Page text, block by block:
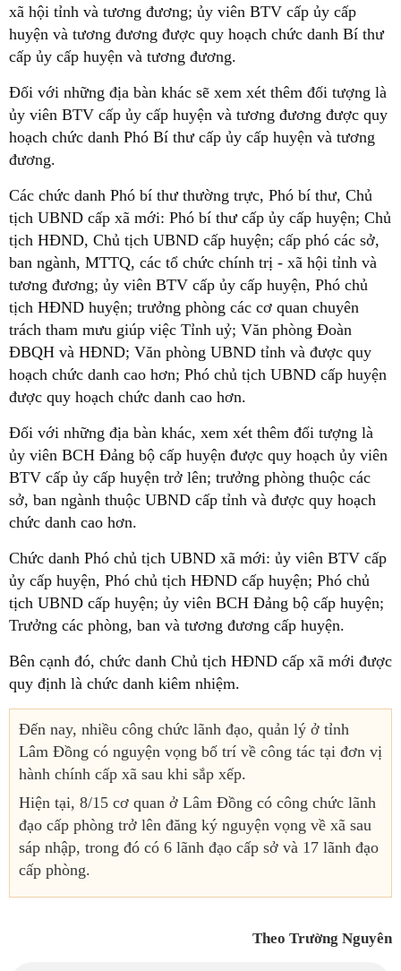
xã hội tỉnh và tương đương; ủy viên BTV cấp ủy cấp
huyện và tương đương được quy hoạch chức danh Bí thư
cấp ủy cấp huyện và tương đương.
Đối với những địa bàn khác sẽ xem xét thêm đối tượng là
ủy viên BTV cấp ủy cấp huyện và tương đương được quy
hoạch chức danh Phó Bí thư cấp ủy cấp huyện và tương
đương.
Các chức danh Phó bí thư thường trực, Phó bí thư, Chủ
tịch UBND cấp xã mới: Phó bí thư cấp ủy cấp huyện; Chủ
tịch HĐND, Chủ tịch UBND cấp huyện; cấp phó các sở,
ban ngành, MTTQ, các tổ chức chính trị - xã hội tỉnh và
tương đương; ủy viên BTV cấp ủy cấp huyện, Phó chủ
tịch HĐND huyện; trưởng phòng các cơ quan chuyên
trách tham mưu giúp việc Tỉnh uỷ; Văn phòng Đoàn
ĐBQH và HĐND; Văn phòng UBND tỉnh và được quy
hoạch chức danh cao hơn; Phó chủ tịch UBND cấp huyện
được quy hoạch chức danh cao hơn.
Đối với những địa bàn khác, xem xét thêm đối tượng là
ủy viên BCH Đảng bộ cấp huyện được quy hoạch ủy viên
BTV cấp ủy cấp huyện trở lên; trưởng phòng thuộc các
sở, ban ngành thuộc UBND cấp tỉnh và được quy hoạch
chức danh cao hơn.
Chức danh Phó chủ tịch UBND xã mới: ủy viên BTV cấp
ủy cấp huyện, Phó chủ tịch HĐND cấp huyện; Phó chủ
tịch UBND cấp huyện; ủy viên BCH Đảng bộ cấp huyện;
Trưởng các phòng, ban và tương đương cấp huyện.
Bên cạnh đó, chức danh Chủ tịch HĐND cấp xã mới được
quy định là chức danh kiêm nhiệm.
Đến nay, nhiều công chức lãnh đạo, quản lý ở tỉnh
Lâm Đồng có nguyện vọng bố trí về công tác tại đơn vị
hành chính cấp xã sau khi sắp xếp.
Hiện tại, 8/15 cơ quan ở Lâm Đồng có công chức lãnh
đạo cấp phòng trở lên đăng ký nguyện vọng về xã sau
sáp nhập, trong đó có 6 lãnh đạo cấp sở và 17 lãnh đạo
cấp phòng.
Theo Trường Nguyên